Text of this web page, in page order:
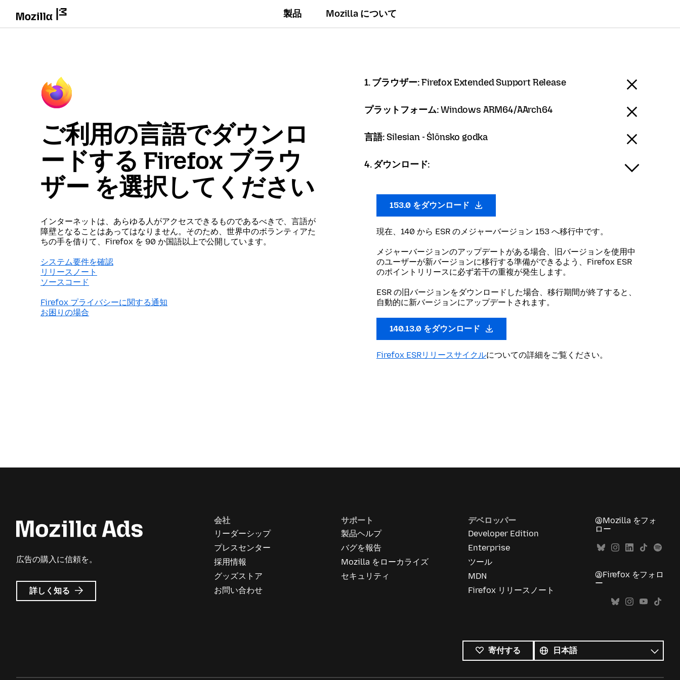
製品 Mozilla について
ご利用の言語でダウンロ
ードする Firefox ブラウ
ザー を選択してください
インターネットは、あらゆる人がアクセスできるものであるべきで、言語が
障壁となることはあってはなりません。そのため、世界中のボランティアた
ちの手を借りて、Firefox を 90 か国語以上で公開しています。
システム要件を確認
リリースノート
ソースコード
Firefox プライバシーに関する通知
お困りの場合
1. ブラウザー:Firefox Extended Support Release
プラットフォーム:Windows ARM64/AArch64
言語: Silesian - Ślōnsko godka
4. ダウンロード:
153.0 をダウンロード
現在、140 から ESR のメジャーバージョン 153 へ移行中です。
メジャーバージョンのアップデートがある場合、旧バージョンを使用中
のユーザーが新バージョンに移行する準備ができるよう、Firefox ESR
のポイントリリースに必ず若干の重複が発生します。
ESR の旧バージョンをダウンロードした場合、移行期間が終了すると、
自動的に新バージョンにアップデートされます。
140.13.0 をダウンロード
Firefox ESRリリースサイクルについての詳細をご覧ください。
広告の購入に信頼を。
Mozilla
広
詳しく知る
会社
リーダーシップ
プレスセンター
採用情報
グッズストア
お問い合わせ
サポート
製品ヘルプ
バグを報告
Mozilla をローカライズ
セキュリティ
デベロッパー
Developer Edition
Enterprise
ツール
MDN
Firefox リリースノート
@Mozilla をフォ
ロー
@Firefox をフォロ
ー
寄付する
べ
て
の
言
語